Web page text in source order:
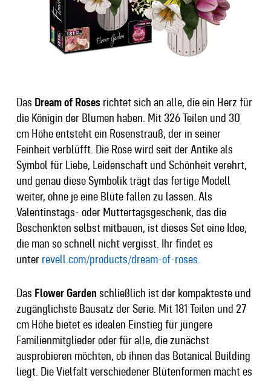
Das Dream of Rosesrichtet sich an alle, die ein Herz für
die Königin der Blumen haben. Mit 326 Teilen und 30
cm Höhe entsteht ein Rosenstrauß, der in seiner
Feinheit verblüfft. Die Rose wird seit der Antike als
Symbol für Liebe, Leidenschaft und Schönheit verehrt,
und genau diese Symbolik trägt das fertige Modell
weiter, ohne je eine Blüte fallen zu lassen. Als
Valentinstags- oder Muttertagsgeschenk, das die
Beschenkten selbst mitbauen, ist dieses Set eine Idee,
die man so schnell nicht vergisst. Ihr findet es
unter revell.com/products/dream-of-roses.
Das Flower Garden schließlich ist der kompakteste und
zugänglichste Bausatz der Serie. Mit 181 Teilen und 27
cm Höhe bietet es idealen Einstieg für jüngere
Familienmitglieder oder für alle, die zunächst
ausprobieren möchten, ob ihnen das Botanical Building
liegt. Die Vielfalt verschiedener Blütenformen macht es